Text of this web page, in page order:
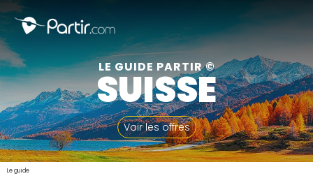
LE GUIDE PARTIR ©
SUISSE
Voir les offres
Le guide
📍 Destinations populaires